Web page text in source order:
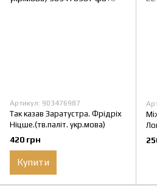
Артикул: 903476987
Так казав Заратустра. Фрідріх
Ніцше.(тв.паліт. укр.мова)
420 грн
Купити